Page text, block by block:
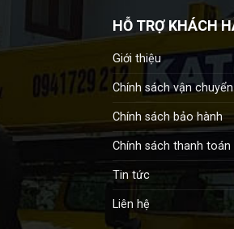
HỖ TRỢ KHÁCH
Giới thiệu
Chính sách vận chuyển
Chính sách bảo hành
Chính sách thanh toán
Tin tức
Liên hệ